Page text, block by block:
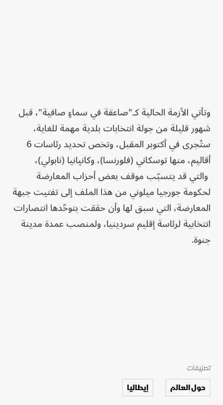
وتأتي الأزمة الحالية كـ"صاعقة في سماءٍ صافية"، قبل
شهور قليلة من جولة انتخابات بلدية مهمة للغاية،
ستُجرى في أكتوبر المقبل، وتخص تحديد رئاسات 6
أقاليم، منها توسكاني (فلورنسا)، وكانپانيا (نابولي)،
والتي قد يتسبّب موقف بعض أحزاب المعارضة
لحكومة جورجيا ميلوني من هذا الملف إلى تفتيت جبهة
المعارضة، التي سبق لها وأن حققت بتوحّدها انتصارات
انتخابية لرئاسة إقليم سردينيا، ولمنصب عمدة مدينة
جنوة.
تصنيفات
حول العالم إيطاليا